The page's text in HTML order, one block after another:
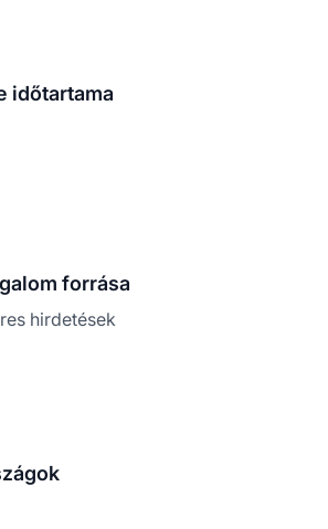
időtartama
forrása
hirdetések